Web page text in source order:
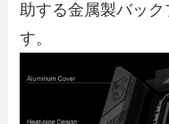
助する金属製バッ
す。